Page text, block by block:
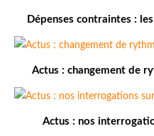
Dépenses contraintes :
Actus : changement de
Actus : nos